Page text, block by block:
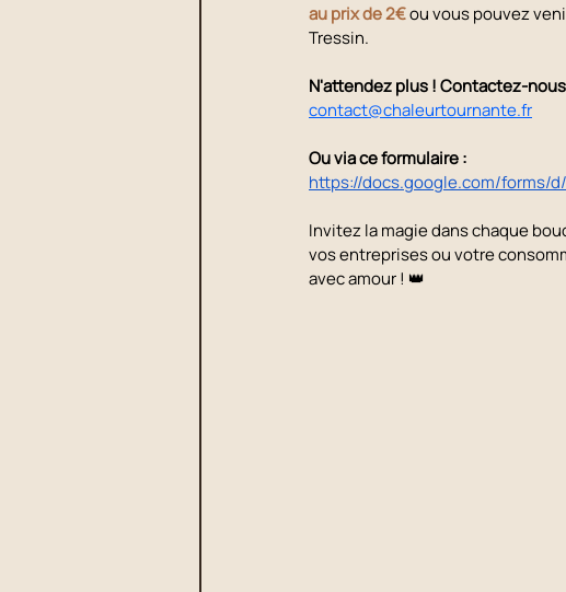
au prix de 2€ ou vous pouvez
Tressin.
N'attendez plus ! Contactez-nous
contact@chaleurtournante.fr
Ou via ce formulaire :
https://docs.google.com/forms/
Invitez la magie dans chaque
vos entreprises ou votre
avec amour ! 👑